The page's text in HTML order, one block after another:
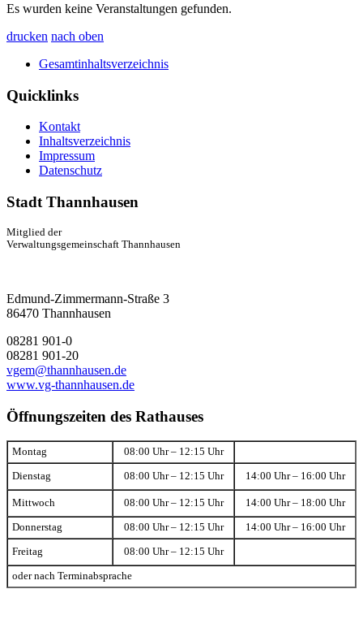
Es wurden keine Veranstaltungen gefunden.
drucken nach oben
Gesamtinhaltsverzeichnis
Quicklinks
Kontakt
Inhaltsverzeichnis
Impressum
Datenschutz
Stadt Thannhausen
Mitglied der
Verwaltungsgemeinschaft Thannhausen
Edmund-Zimmermann-Straße 3
86470 Thannhausen
08281 901-0
08281 901-20
vgem@thannhausen.de
www.vg-thannhausen.de
Öffnungszeiten des Rathauses
Montag 08:00 Uhr – 12:15 Uhr
Dienstag 08:00 Uhr – 12:15 Uhr 14:00 Uhr – 16:00 Uhr
Mittwoch 08:00 Uhr – 12:15 Uhr 14:00 Uhr – 18:00 Uhr
Donnerstag 08:00 Uhr – 12:15 Uhr 14:00 Uhr – 16:00 Uhr
Freitag 08:00 Uhr – 12:15 Uhr
oder nach Terminabsprache